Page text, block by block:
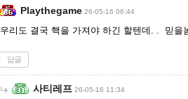
Playthegame 26-05-16 06:44
우리도 결국 핵을 가져야 하긴 할텐데. . 믿을
답글
사티레프 26-05-16 11:34